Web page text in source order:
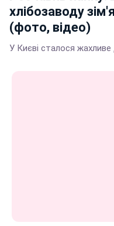
хлібозаводу
(фото, відео)
У Києві сталося